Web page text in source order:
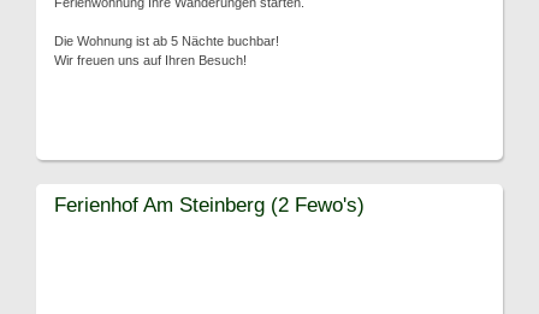
Die Wohnung ist ab 5 Nächte buchbar!
Wir freuen uns auf Ihren Besuch!
Ferienhof Am Steinberg (2 Fewo's)